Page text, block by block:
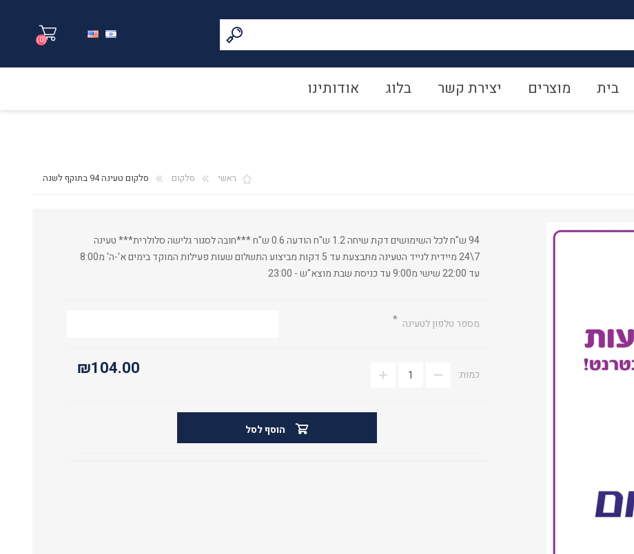
(0)
בית מוצרים יצירת קשר בלוג אודותינו
ראשי סלקום סלקום טעינה 94 בתוקף לשנה
94 ש"ח לכל השימושים דקת שיחה 1.2 ש"ח הודעה 0.6 ש"ח ***חובה לסגור גלישה סלולרית*** טעינה
7\24 מיידית לנייד הטעינה מתבצעת עד 5 דקות מביצוע התשלום שעות פעילות המוקד בימים א'-ה' מ8:00
עד 22:00 שישי מ9:00 עד כניסת שבת מוצא"ש - 23:00
מספר טלפון לטעינה *
₪104.00 כמות:
הוסף לסל